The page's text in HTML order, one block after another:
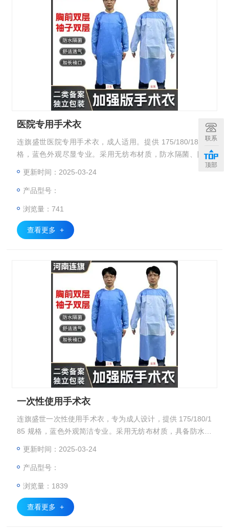
医院专用手术衣
连旗盛世医院专用手术衣，成人适用。提供 175/180/185 规
格，蓝色外观尽显专业。采用无纺布材质，防水隔菌、防渗
透、防喷溅，有效抵御污染物，安全有保障。独立包装，避免
100 套。发货地河南，与顺丰合作送货上门，快速送达。由河
更新时间：2025-03-24
产品型号：
浏览量：741
查看更多 +
一次性使用手术衣
连旗盛世一次性使用手术衣，专为成人设计，提供 175/180/1
85 规格，蓝色外观简洁专业。采用无纺布材质，具备防水隔
验室等场景。一次性使用，每箱 100 套。发货地河南，与顺
更新时间：2025-03-24
产品型号：
浏览量：1839
查看更多 +
联系
顶部